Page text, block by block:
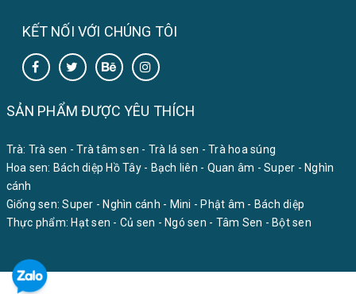
KẾT NỐI VỚI CHÚNG TÔI
SẢN PHẨM ĐƯỢC YÊU THÍCH
Trà: Trà sen - Trà tâm sen - Trà lá sen - Trà hoa súng
Hoa sen: Bách diệp Hồ Tây- Bạch liên - Quan âm - Super - Nghìn
cánh
Giống sen: Super - Nghìn cánh - Mini - Phật âm - Bách diệp
Thực phẩm: Hạt sen - Củ sen - Ngó sen - Tâm Sen - Bột sen